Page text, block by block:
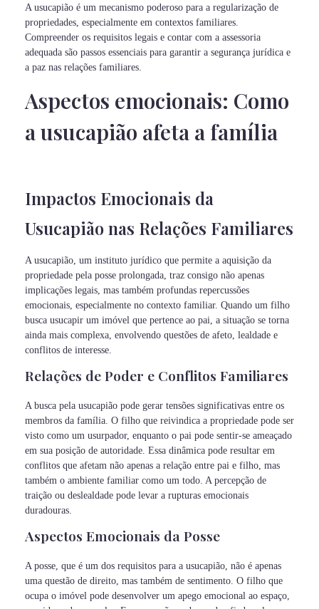
A usucapião é um mecanismo poderoso para a regularização de
propriedades, especialmente em contextos familiares.
Compreender os requisitos legais e contar com a assessoria
adequada são passos essenciais para garantir a segurança jurídica e
a paz nas relações familiares.
Aspectos emocionais: Como
a usucapião afeta a família
Impactos Emocionais da
Usucapião nas Relações Familiares
A usucapião, um instituto jurídico que permite a aquisição da
propriedade pela posse prolongada, traz consigo não apenas
implicações legais, mas também profundas repercussões
emocionais, especialmente no contexto familiar. Quando um filho
busca usucapir um imóvel que pertence ao pai, a situação se torna
ainda mais complexa, envolvendo questões de afeto, lealdade e
conflitos de interesse.
Relações de Poder e Conflitos Familiares
A busca pela usucapião pode gerar tensões significativas entre os
membros da família. O filho que reivindica a propriedade pode ser
visto como um usurpador, enquanto o pai pode sentir-se ameaçado
em sua posição de autoridade. Essa dinâmica pode resultar em
conflitos que afetam não apenas a relação entre pai e filho, mas
também o ambiente familiar como um todo. A percepção de
traição ou deslealdade pode levar a rupturas emocionais
duradouras.
Aspectos Emocionais da Posse
A posse, que é um dos requisitos para a usucapião, não é apenas
uma questão de direito, mas também de sentimento. O filho que
ocupa o imóvel pode desenvolver um apego emocional ao espaço,